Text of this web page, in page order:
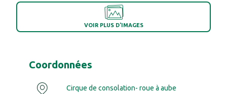
VOIR PLUS D'IMAGES
Coordonnées
Cirque de consolation- roue à aube